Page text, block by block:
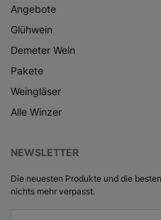
Angebote
Glühwein
Demeter Wein
Pakete
Weingläser
Alle Winzer
NEWSLETTER
Die neuesten Produkte und die
nichts mehr verpasst.